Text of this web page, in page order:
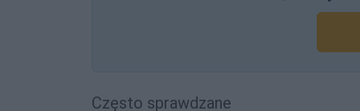
Często sprawdzane